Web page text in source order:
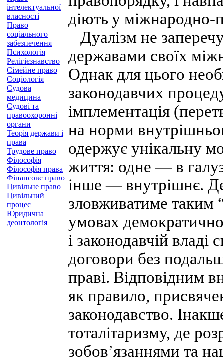
інтелектуальної
власності
Право
соціального
забезпечення
Психологія
Релігієзнавство
Сімейне право
Соціологія
Судова
медицина
Судові та
правоохоронні
органи
Теорія держави і
права
Трудове право
Філософія
Філософія права
Фінансове право
Цивільне право
Цивільний
процес
Юридична
деонтологія
діють у міжнародно-
Дуалізм не
державами своїх
Однак для цього
законодавчих
імплементація
на норми
одержує унікальну
життя: одне — в
інше — внутрішнє.
зловживатиме таким
умовах
і законодавчій владі
договори без
праві. Відповідним
як правило,
законодавство.
тоталітаризму, де
зобов’язаннями та